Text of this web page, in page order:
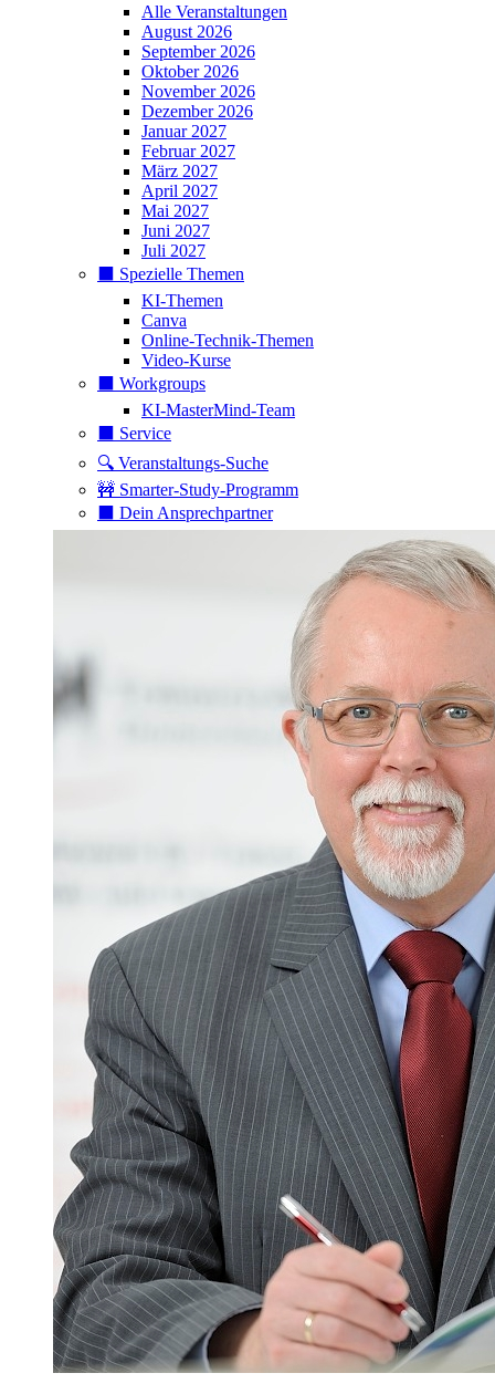
Alle Veranstaltungen
August 2026
September 2026
Oktober 2026
November 2026
Dezember 2026
Januar 2027
Februar 2027
März 2027
April 2027
Mai 2027
Juni 2027
Juli 2027
⬛️ Spezielle Themen
KI-Themen
Canva
Online-Technik-Themen
Video-Kurse
⬛️ Workgroups
KI-MasterMind-Team
⬛️ Service
🔍 Veranstaltungs-Suche
🚧 Smarter-Study-Programm
⬛️ Dein Ansprechpartner